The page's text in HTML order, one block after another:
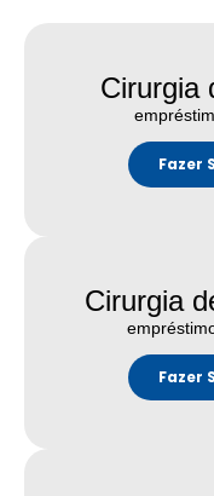
Cirurgia
Fazer
Cirurgia
Fazer